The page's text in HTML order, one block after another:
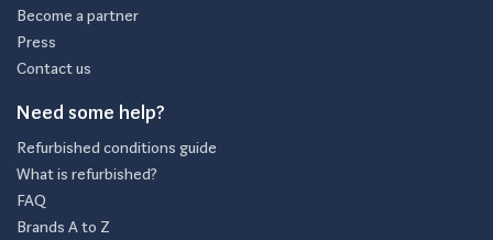
Become a partner
Press
Contact us
Need some help?
Refurbished conditions guide
What is refurbished?
FAQ
Brands A to Z